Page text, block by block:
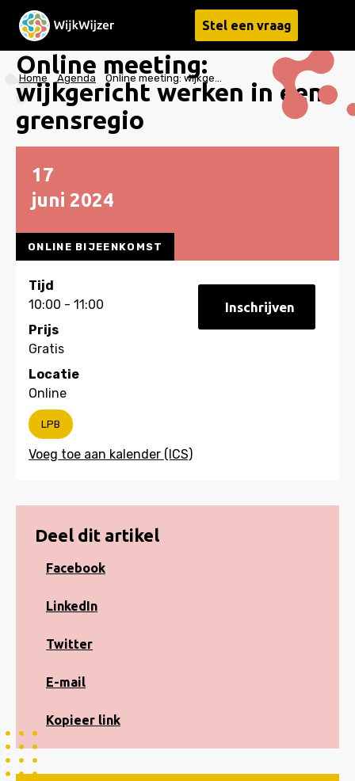
Stel een vraag
Home Agenda Online meeting: wijkgericht werken in een grensregio
Online meeting:
wijkgericht werken in een
grensregio
17
juni 2024
ONLINE BIJEENKOMST
Inschrijven
Tijd
10:00 - 11:00
Prijs
Gratis
Locatie
Online
LPB
Deel dit artikel
Share
Facebook
Facebook
Share
LinkedIn
LinkedIn
Share
Twitter
Twitter
Share
e-
E-mail
Kopiëren
Kopieer link